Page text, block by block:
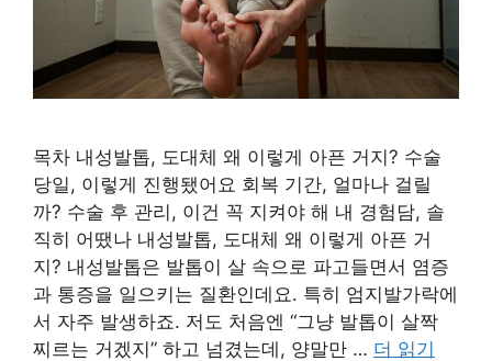
목차 내성발톱, 도대체 왜 이렇게 아픈 거지? 수술
당일, 이렇게 진행됐어요 회복 기간, 얼마나 걸릴
까? 수술 후 관리, 이건 꼭 지켜야 해 내 경험담, 솔
직히 어땠나 내성발톱, 도대체 왜 이렇게 아픈 거
지? 내성발톱은 발톱이 살 속으로 파고들면서 염증
과 통증을 일으키는 질환인데요. 특히 엄지발가락에
서 자주 발생하죠. 저도 처음엔 “그냥 발톱이 살짝
찌르는 거겠지” 하고 넘겼는데, 양말만 … 더 읽기